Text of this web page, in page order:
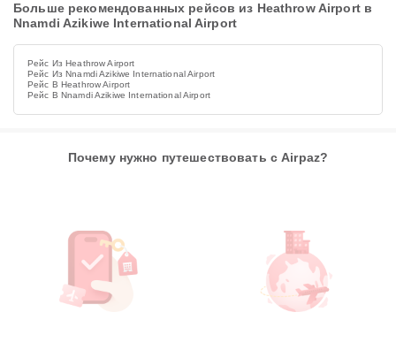
Больше рекомендованных рейсов из Heathrow Airport в
Nnamdi Azikiwe International Airport
Рейс Из Heathrow Airport
Рейс Из Nnamdi Azikiwe International Airport
Рейс В Heathrow Airport
Рейс В Nnamdi Azikiwe International Airport
Почему нужно путешествовать с Airpaz?